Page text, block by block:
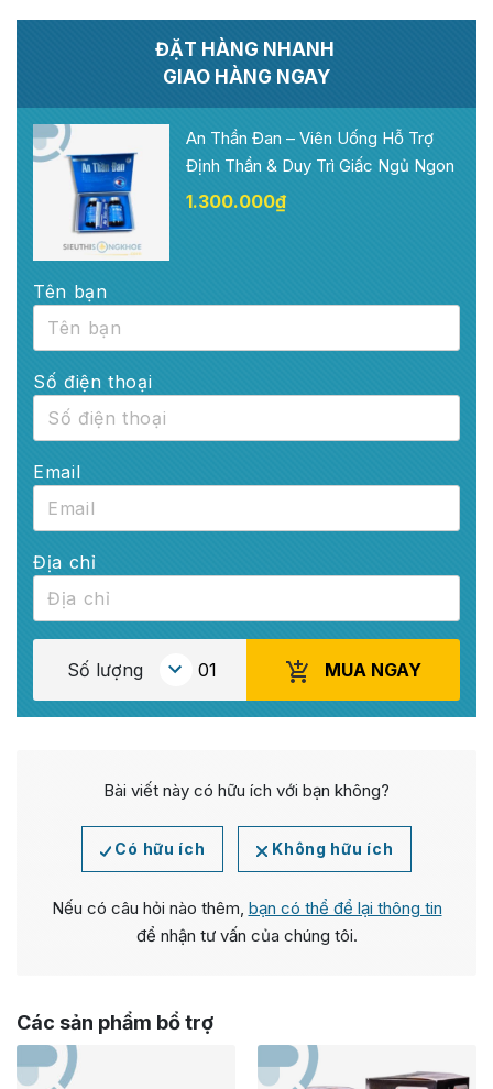
ĐẶT HÀNG NHANH
GIAO HÀNG NGAY
An Thần Đan – Viên Uống Hỗ Trợ
Định Thần & Duy Trì Giấc Ngủ Ngon
1.300.000₫
Tên bạn
Số điện thoại
Email
Địa chỉ
Số lượng MUA NGAY
Bài viết này có hữu ích với bạn không?
Có hữu ích Không hữu ích
Nếu có câu hỏi nào thêm, bạn có thể để lại thông tin
để nhận tư vấn của chúng tôi.
Các sản phẩm bổ trợ